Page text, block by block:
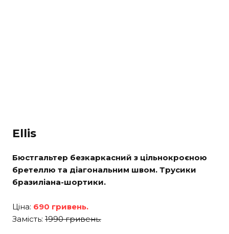
Ellis
Бюстгальтер безкаркасний з цільнокроєною
бретеллю та діагональним швом. Трусики
бразиліана-шортики.
Ціна: 690 гривень.
Замість: 1990 гривень.